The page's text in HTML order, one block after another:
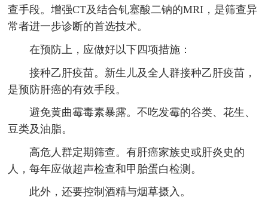
查手段。增强CT及结合钆塞酸二钠的MRI，是筛查异
常者进一步诊断的首选技术。
在预防上，应做好以下四项措施：
接种乙肝疫苗。新生儿及全人群接种乙肝疫苗，
是预防肝癌的有效手段。
避免黄曲霉毒素暴露。不吃发霉的谷类、花生、
豆类及油脂。
高危人群定期筛查。有肝癌家族史或肝炎史的
人，每年应做超声检查和甲胎蛋白检测。
此外，还要控制酒精与烟草摄入。